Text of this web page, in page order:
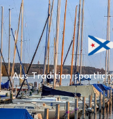
Aus Tradition